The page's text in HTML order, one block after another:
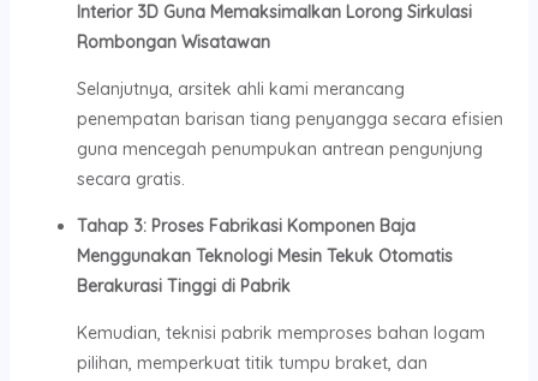
Interior 3D Guna Memaksimalkan Lorong Sirkulasi
Rombongan Wisatawan
Selanjutnya, arsitek ahli kami merancang
penempatan barisan tiang penyangga secara efisien
guna mencegah penumpukan antrean pengunjung
secara gratis.
Tahap 3: Proses Fabrikasi Komponen Baja
Menggunakan Teknologi Mesin Tekuk Otomatis
Berakurasi Tinggi di Pabrik
Kemudian, teknisi pabrik memproses bahan logam
pilihan, memperkuat titik tumpu braket, dan